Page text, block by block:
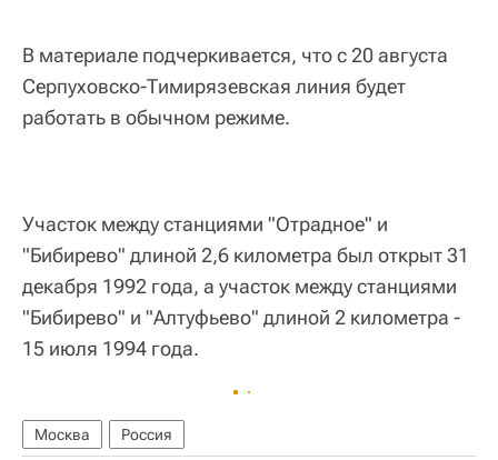
В материале подчеркивается, что с 20 августа
Серпуховско-Тимирязевская линия будет
работать в обычном режиме.
Участок между станциями "Отрадное" и
"Бибирево" длиной 2,6 километра был открыт 31
декабря 1992 года, а участок между станциями
"Бибирево" и "Алтуфьево" длиной 2 километра -
15 июля 1994 года.
Москва Россия